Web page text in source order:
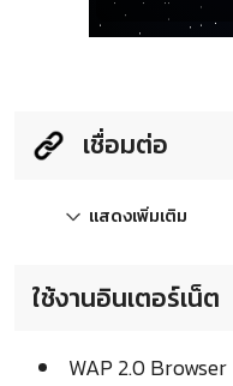
เชื่อมต่อ
แสดงเพิ่มเติม
ใช้งานอินเตอร์เน็ต
WAP 2.0 Browser